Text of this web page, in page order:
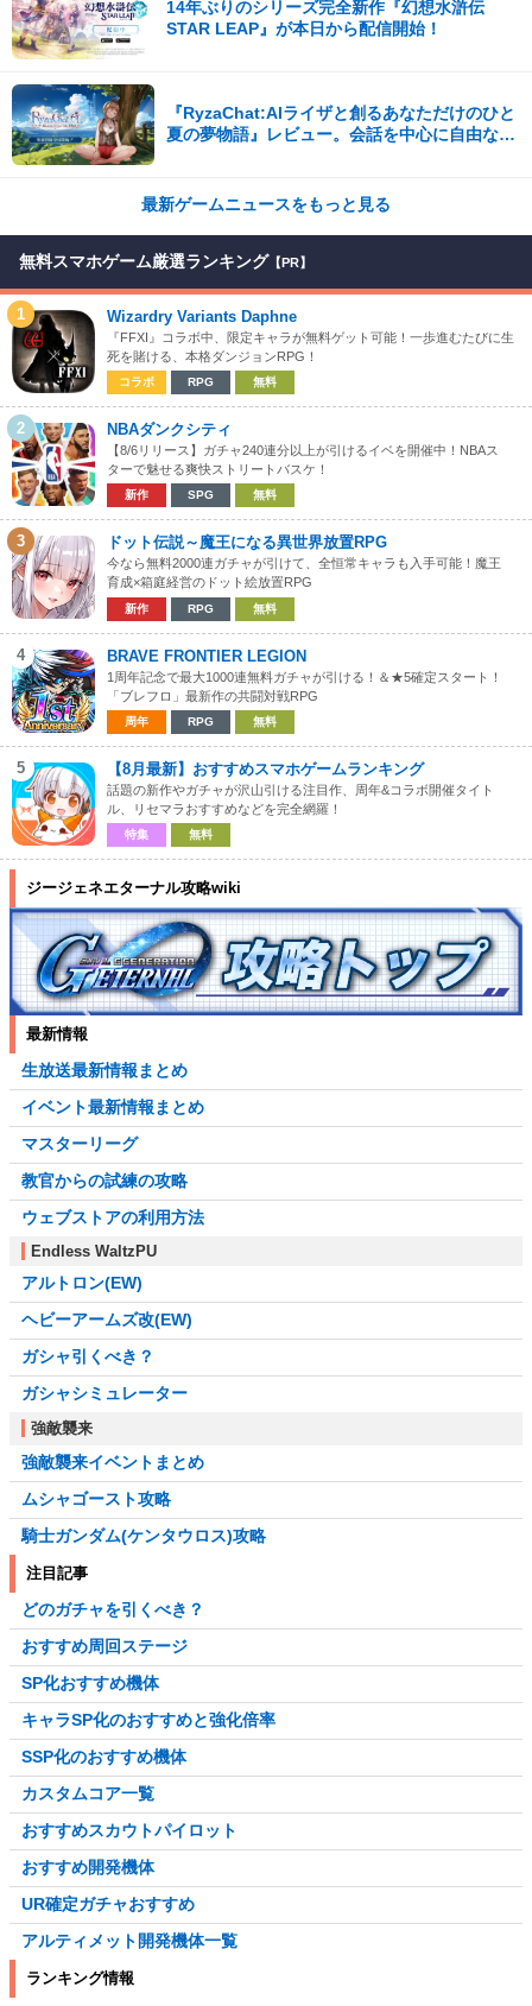
14年ぶりのシリーズ完全新作『幻想水滸伝
STAR LEAP』が本日から配信開始！
『RyzaChat:AIライザと創るあなただけのひと
夏の夢物語』レビュー。会話を中心に自由な冒
最新ゲームニュースをもっと見る
無料スマホゲーム厳選ランキング 【PR】
1 Wizardry Variants Daphne
『FFXI』コラボ中、限定キャラが無料ゲット可能！一歩進むたびに生
死を賭ける、本格ダンジョンRPG！
コラボ RPG 無料
2 NBAダンクシティ
【8/6リリース】ガチャ240連分以上が引けるイベを開催中！NBAス
ターで魅せる爽快ストリートバスケ！
新作 SPG 無料
3 ドット伝説～魔王になる異世界放置RPG
今なら無料2000連ガチャが引けて、全恒常キャラも入手可能！魔王
育成×箱庭経営のドット絵放置RPG
新作 RPG 無料
4 BRAVE FRONTIER LEGION
1周年記念で最大1000連無料ガチャが引ける！＆★5確定スタート！
「ブレフロ」最新作の共闘対戦RPG
周年 RPG 無料
5 【8月最新】おすすめスマホゲームランキング
話題の新作やガチャが沢山引ける注目作、周年&コラボ開催タイト
ル、リセマラおすすめなどを完全網羅！
特集 無料
ジージェネエターナル攻略wiki
最新情報
生放送最新情報まとめ
イベント最新情報まとめ
マスターリーグ
教官からの試練の攻略
ウェブストアの利用方法
Endless WaltzPU
アルトロン(EW)
ヘビーアームズ改(EW)
ガシャ引くべき？
ガシャシミュレーター
強敵襲来
強敵襲来イベントまとめ
ムシャゴースト攻略
騎士ガンダム(ケンタウロス)攻略
注目記事
どのガチャを引くべき？
おすすめ周回ステージ
SP化おすすめ機体
キャラSP化のおすすめと強化倍率
SSP化のおすすめ機体
カスタムコア一覧
おすすめスカウトパイロット
おすすめ開発機体
UR確定ガチャおすすめ
アルティメット開発機体一覧
ランキング情報